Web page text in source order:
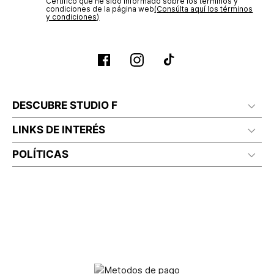
condiciones de la página web‎(Consúlta aquí los términos
y condiciones)
DESCUBRE STUDIO F
LINKS DE INTERÉS
POLÍTICAS